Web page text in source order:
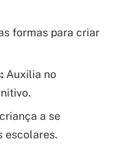
formas para criar
Auxilia no
a se
escolares.